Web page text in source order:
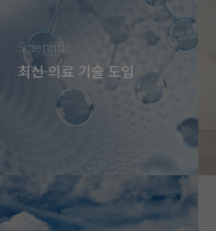
Scientific
최신 의료 기술 도입